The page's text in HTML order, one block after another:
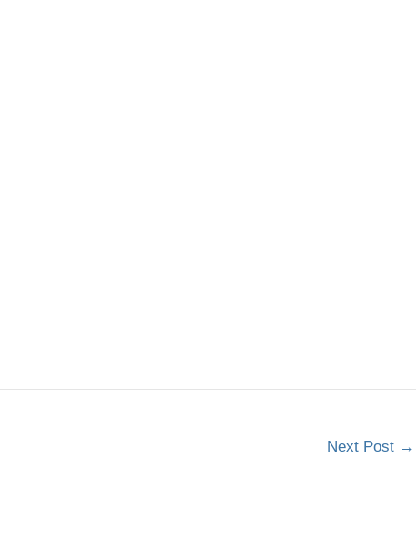
Next Post →